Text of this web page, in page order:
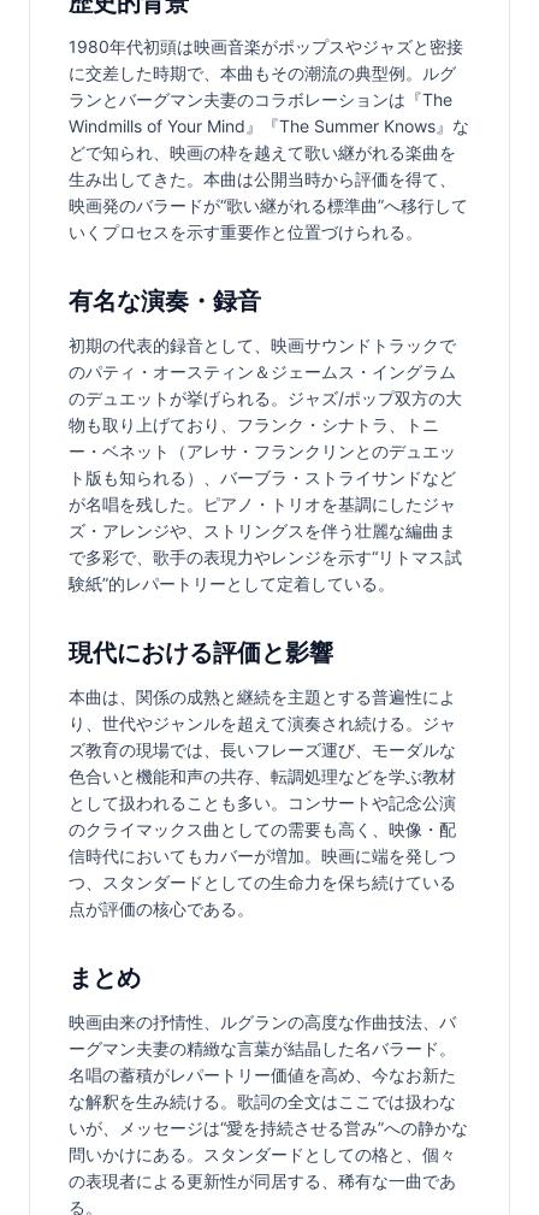
1980年代初頭は映画音楽がポップスやジャズと密接
に交差した時期で、本曲もその潮流の典型例。ルグ
ランとバーグマン夫妻のコラボレーションは『The
Windmills of Your Mind』『The Summer Knows』な
どで知られ、映画の枠を越えて歌い継がれる楽曲を
生み出してきた。本曲は公開当時から評価を得て、
映画発のバラードが“歌い継がれる標準曲”へ移行して
いくプロセスを示す重要作と位置づけられる。
有名な演奏・録音
初期の代表的録音として、映画サウンドトラックで
のパティ・オースティン＆ジェームス・イングラム
のデュエットが挙げられる。ジャズ/ポップ双方の大
物も取り上げており、フランク・シナトラ、トニ
ー・ベネット（アレサ・フランクリンとのデュエッ
ト版も知られる）、バーブラ・ストライサンドなど
が名唱を残した。ピアノ・トリオを基調にしたジャ
ズ・アレンジや、ストリングスを伴う壮麗な編曲ま
で多彩で、歌手の表現力やレンジを示す“リトマス試
験紙”的レパートリーとして定着している。
現代における評価と影響
本曲は、関係の成熟と継続を主題とする普遍性によ
り、世代やジャンルを超えて演奏され続ける。ジャ
ズ教育の現場では、長いフレーズ運び、モーダルな
色合いと機能和声の共存、転調処理などを学ぶ教材
として扱われることも多い。コンサートや記念公演
のクライマックス曲としての需要も高く、映像・配
信時代においてもカバーが増加。映画に端を発しつ
つ、スタンダードとしての生命力を保ち続けている
点が評価の核心である。
まとめ
映画由来の抒情性、ルグランの高度な作曲技法、バ
ーグマン夫妻の精緻な言葉が結晶した名バラード。
名唱の蓄積がレパートリー価値を高め、今なお新た
な解釈を生み続ける。歌詞の全文はここでは扱わな
いが、メッセージは“愛を持続させる営み”への静かな
問いかけにある。スタンダードとしての格と、個々
の表現者による更新性が同居する、稀有な一曲であ
る。